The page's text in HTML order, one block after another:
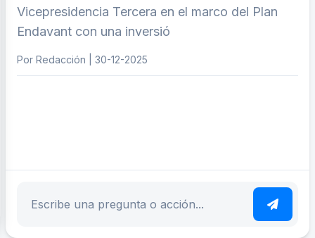
Vicepresidencia Tercera en el marco del Plan
Endavant con una inversió
Por Redacción | 30-12-2025
Escribe tu pregunta